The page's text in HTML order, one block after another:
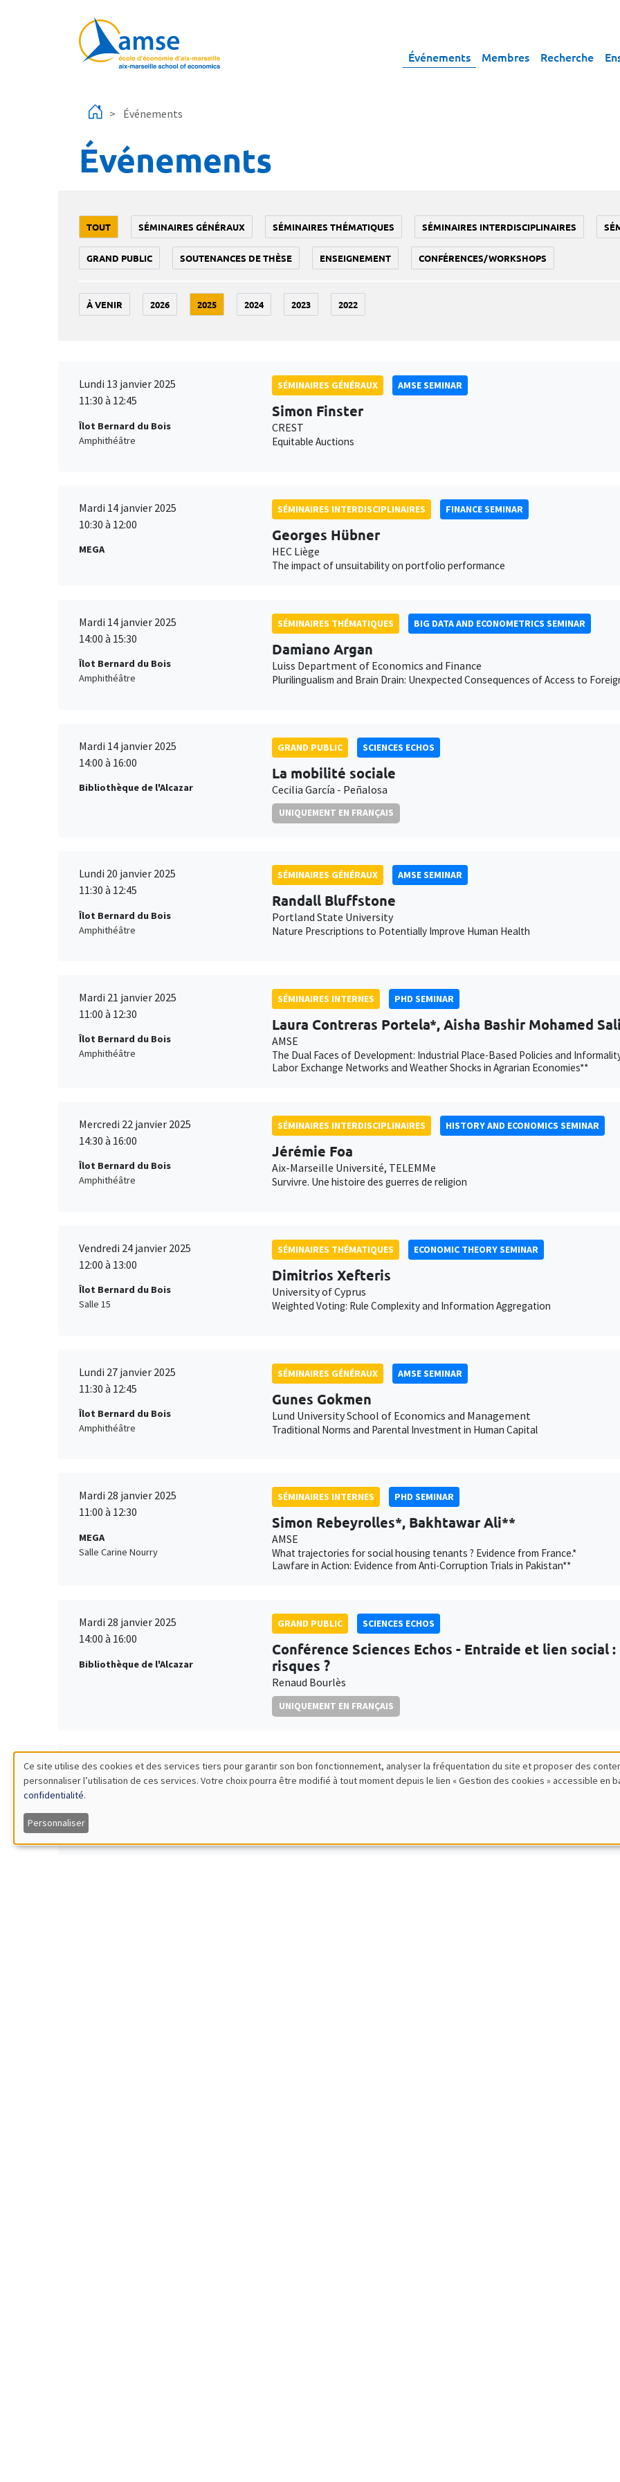
Événements Membres Recherche
Événements
Événements
TOUT SÉMINAIRES GÉNÉRAUX SÉMINAIRES THÉMATIQUES SÉMINAIRES INTERDISCIPLINAIRES
GRAND PUBLIC SOUTENANCES DE THÈSE ENSEIGNEMENT CONFÉRENCES/WORKSHOPS
À VENIR 2026 2025 2024 2023 2022
Lundi 13 janvier 2025
11:30 à 12:45
Îlot Bernard du Bois
Amphithéâtre
SÉMINAIRES GÉNÉRAUX AMSE SEMINAR
Simon Finster
CREST
Equitable Auctions
Mardi 14 janvier 2025
10:30 à 12:00
MEGA
SÉMINAIRES INTERDISCIPLINAIRES FINANCE SEMINAR
Georges Hübner
HEC Liège
The impact of unsuitability on portfolio performance
Mardi 14 janvier 2025
14:00 à 15:30
Îlot Bernard du Bois
Amphithéâtre
SÉMINAIRES THÉMATIQUES BIG DATA AND ECONOMETRICS SEMINAR
Damiano Argan
Luiss Department of Economics and Finance
Plurilingualism and Brain Drain: Unexpected Consequences of Access to
Mardi 14 janvier 2025
14:00 à 16:00
Bibliothèque de l'Alcazar
GRAND PUBLIC SCIENCES ECHOS
La mobilité sociale
Cecilia García - Peñalosa
UNIQUEMENT EN FRANÇAIS
Lundi 20 janvier 2025
11:30 à 12:45
Îlot Bernard du Bois
Amphithéâtre
SÉMINAIRES GÉNÉRAUX AMSE SEMINAR
Randall Bluffstone
Portland State University
Nature Prescriptions to Potentially Improve Human Health
Mardi 21 janvier 2025
11:00 à 12:30
Îlot Bernard du Bois
Amphithéâtre
SÉMINAIRES INTERNES PHD SEMINAR
Laura Contreras Portela*, Aisha Bashir Mohamed
AMSE
The Dual Faces of Development: Industrial Place-Based Policies and
Labor Exchange Networks and Weather Shocks in Agrarian Economies**
Mercredi 22 janvier 2025
14:30 à 16:00
Îlot Bernard du Bois
Amphithéâtre
SÉMINAIRES INTERDISCIPLINAIRES HISTORY AND ECONOMICS SEMINAR
Jérémie Foa
Aix-Marseille Université, TELEMMe
Survivre. Une histoire des guerres de religion
Vendredi 24 janvier 2025
12:00 à 13:00
Îlot Bernard du Bois
Salle 15
SÉMINAIRES THÉMATIQUES ECONOMIC THEORY SEMINAR
Dimitrios Xefteris
University of Cyprus
Weighted Voting: Rule Complexity and Information Aggregation
Lundi 27 janvier 2025
11:30 à 12:45
Îlot Bernard du Bois
Amphithéâtre
SÉMINAIRES GÉNÉRAUX AMSE SEMINAR
Gunes Gokmen
Lund University School of Economics and Management
Traditional Norms and Parental Investment in Human Capital
Mardi 28 janvier 2025
11:00 à 12:30
MEGA
Salle Carine Nourry
SÉMINAIRES INTERNES PHD SEMINAR
Simon Rebeyrolles*, Bakhtawar Ali**
AMSE
What trajectories for social housing tenants ? Evidence from France.*
Lawfare in Action: Evidence from Anti-Corruption Trials in Pakistan**
Mardi 28 janvier 2025
14:00 à 16:00
Bibliothèque de l'Alcazar
GRAND PUBLIC SCIENCES ECHOS
Conférence Sciences Echos - Entraide et lien social
risques ?
Renaud Bourlès
UNIQUEMENT EN FRANÇAIS
Vendredi 31 janvier 2025
11:00 à 12:15
Salle 21
SÉMINAIRES THÉMATIQUES DEVELOPMENT AND POLITICAL ECONOMY
Utilisation
des
données
Ce site utilise des cookies et des services tiers pour garantir son bon fonctionnement, analyser la fréquentation du site et proposer des
personnaliser l’utilisation de ces services. Votre choix pourra être modifié à tout moment depuis le lien « Gestion des cookies » accessible en
confidentialité.
Personnaliser